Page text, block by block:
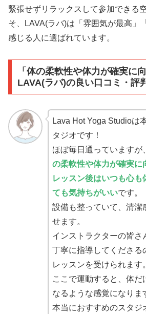
緊張せずリラックスして参加できる
そ、LAVA(ラバ)は「雰囲気が最高」
感じる人に選ばれています。
「体の柔軟性や体力が確実に
LAVA(ラバ)の良い口コミ・評
Lava Hot Yoga Studioは
タジオです！
ほぼ毎日通っていますが
の柔軟性や体力が確実に
レッスン後はいつも心も
ても気持ちがいいです。
設備も整っていて、清潔
せます。
インストラクターの皆さ
丁寧に指導してくださる
レッスンを受けられます。
ここで運動すると、体だ
なるような感覚になりま
本当におすすめのスタジ